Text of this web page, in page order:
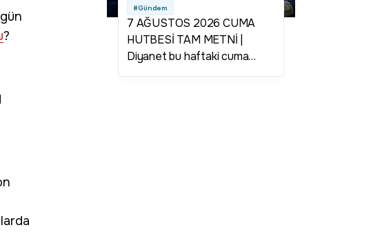
?
#Gündem
7 AĞUSTOS 2026 CUMA
HUTBESİ TAM METNİ |
Diyanet bu haftaki cuma